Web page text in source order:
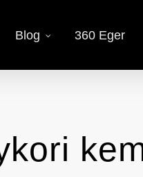
Blog 360 Eger